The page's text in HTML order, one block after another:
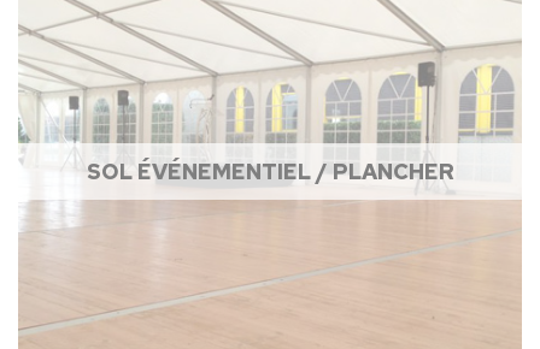
SOL ÉVÉNEMENTIEL / PLANCHER